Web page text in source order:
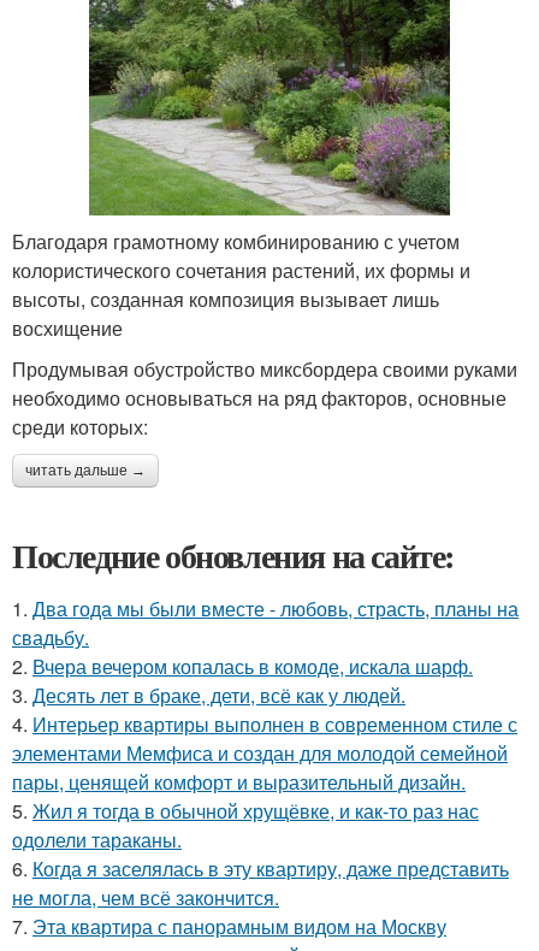
Благодаря грамотному комбинированию с учетом
колористического сочетания растений, их формы и
высоты, созданная композиция вызывает лишь
восхищение
Продумывая обустройство миксбордера своими руками
необходимо основываться на ряд факторов, основные
среди которых:
читать дальше →
Последние обновления на сайте:
1. Два года мы были вместе - любовь, страсть, планы на
свадьбу.
2. Вчера вечером копалась в комоде, искала шарф.
3. Десять лет в браке, дети, всё как у людей.
4. Интерьер квартиры выполнен в современном стиле с
элементами Мемфиса и создан для молодой семейной
пары, ценящей комфорт и выразительный дизайн.
5. Жил я тогда в обычной хрущёвке, и как-то раз нас
одолели тараканы.
6. Когда я заселялась в эту квартиру, даже представить
не могла, чем всё закончится.
7. Эта квартира с панорамным видом на Москву